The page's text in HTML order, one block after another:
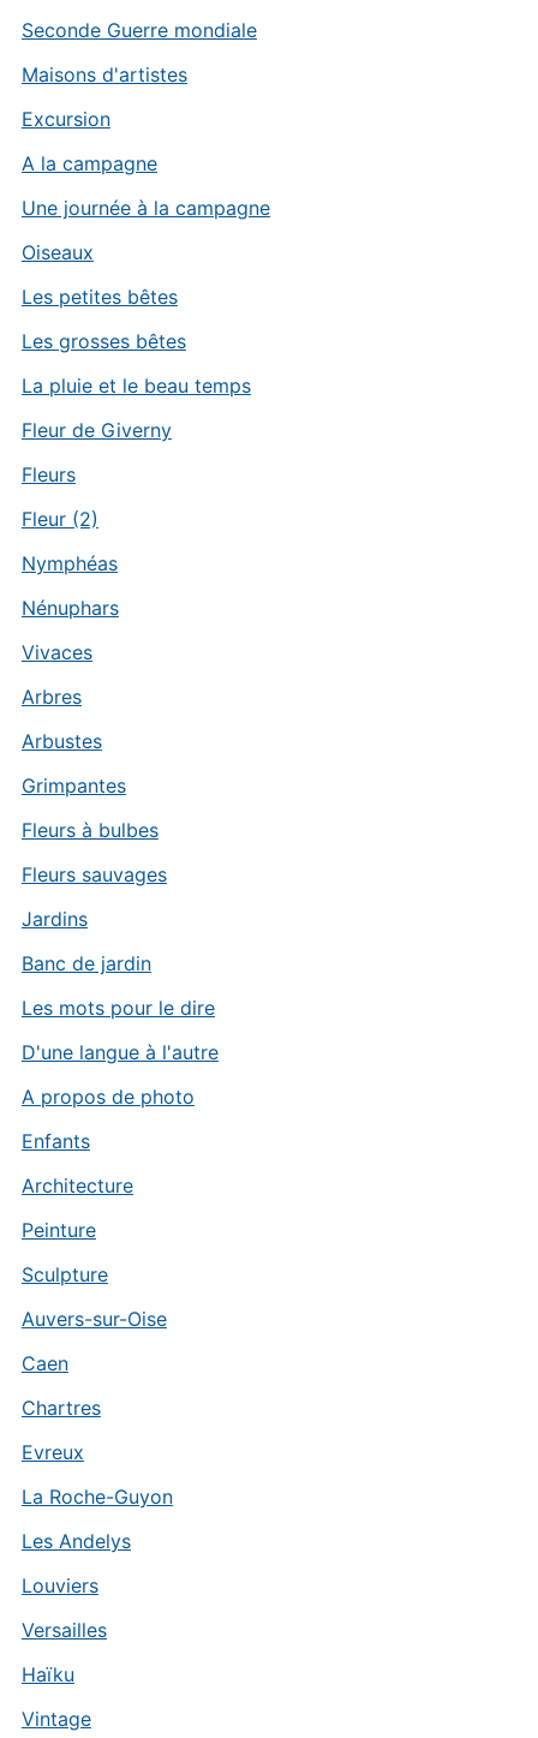
Seconde Guerre mondiale
Maisons d'artistes
Excursion
A la campagne
Une journée à la campagne
Oiseaux
Les petites bêtes
Les grosses bêtes
La pluie et le beau temps
Fleur de Giverny
Fleurs
Fleur (2)
Nymphéas
Nénuphars
Vivaces
Arbres
Arbustes
Grimpantes
Fleurs à bulbes
Fleurs sauvages
Jardins
Banc de jardin
Les mots pour le dire
D'une langue à l'autre
A propos de photo
Enfants
Architecture
Peinture
Sculpture
Auvers-sur-Oise
Caen
Chartres
Evreux
La Roche-Guyon
Les Andelys
Louviers
Versailles
Haïku
Vintage